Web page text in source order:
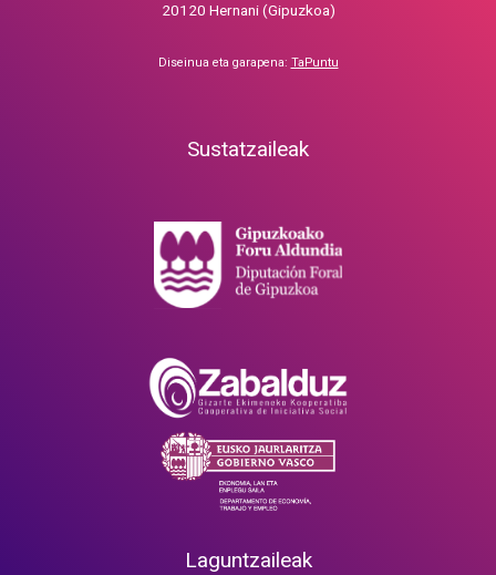
20120 Hernani (Gipuzkoa)
Diseinua eta garapena: TaPuntu
Sustatzaileak
Laguntzaileak